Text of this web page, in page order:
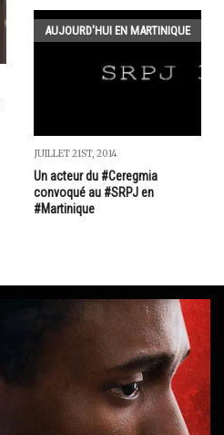
AUJOURD'HUI EN MARTINIQUE
JUILLET 21ST, 2014
Un acteur du #Ceregmia
convoqué au #SRPJ en
#Martinique